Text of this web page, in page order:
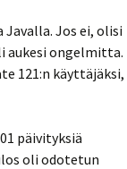
Jos ei, olisi
aukesi ongelmitta.
121:n käyttäjäksi,
päivityksiä
oli odotetun